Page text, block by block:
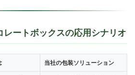
レートボックスの応用シナリオ
当社の包装ソリューション